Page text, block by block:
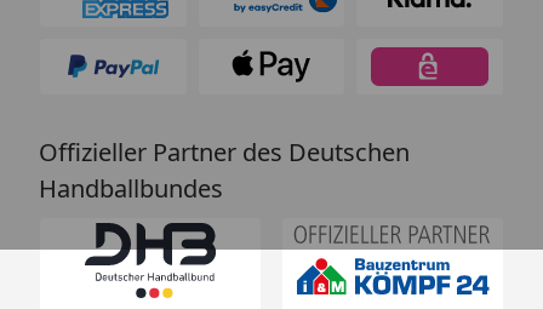
Offizieller Partner des Deutschen
Handballbundes